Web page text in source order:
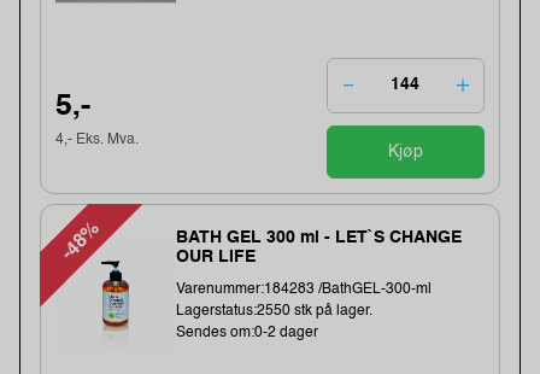
5,-
4,- Eks. Mva.
Kjøp
-48%
BATH GEL 300 ml - LET`S CHANGE
OUR LIFE
Varenummer:184283 /BathGEL-300-ml
Lagerstatus:2550 stk på lager.
Sendes om:0-2 dager